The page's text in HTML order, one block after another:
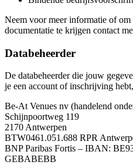
Neem voor meer informatie of om
documentatie te krijgen contact
Databeheerder
De databeheerder die jouw
je een account of inschrijving
Be-At Venues nv (handelend
Schijnpoortweg 119
2170 Antwerpen
BTW0461.051.688 RPR
BNP Paribas Fortis – IBAN:
GEBABEBB